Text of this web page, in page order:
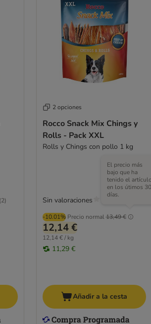
(2)
2 opciones
Rocco Snack Mix Chings y
Rolls - Pack XXL
Rolls y Chings con pollo 1 kg
-10.01% Precio normal13,49 €
El precio más
bajo que ha
tenido el
en los útimos 30
días.
12,14 €
12,14 € / kg
11,29 €
Sin valoraciones
Añadir a la cesta